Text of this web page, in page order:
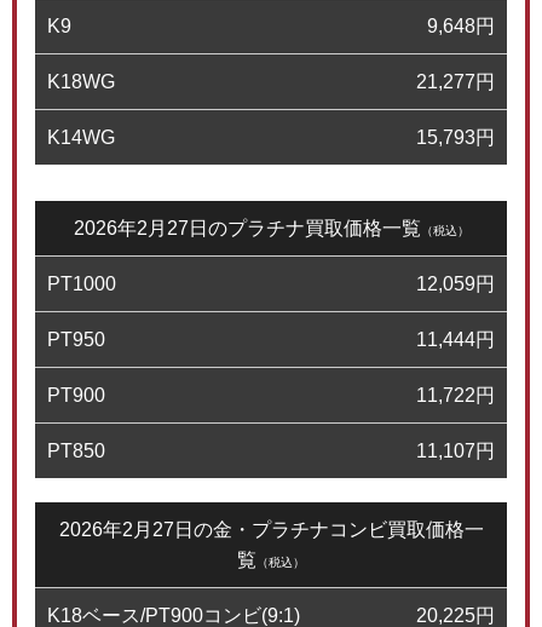
K9 9,648円
K18WG 21,277円
K14WG 15,793円
2026年2月27日のプラチナ買取価格一覧 （税込）
PT1000 12,059円
PT950 11,444円
PT900 11,722円
PT850 11,107円
2026年2月27日の金・プラチナコンビ買取価格一
覧 （税込）
K18ベース/PT900コンビ(9:1) 20,225円